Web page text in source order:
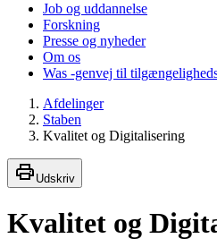
Job og uddannelse
Forskning
Presse og nyheder
Om os
Was -genvej til
Afdelinger
Staben
Kvalitet og Digitalisering
Udskriv
Kvalitet og